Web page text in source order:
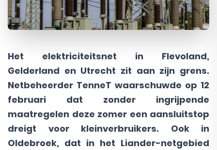
Het elektriciteitsnet in Flevoland,
Gelderland en Utrecht zit aan zijn grens.
Netbeheerder TenneT waarschuwde op 12
februari dat zonder ingrijpende
maatregelen deze zomer een aansluitstop
dreigt voor kleinverbruikers. Ook in
Oldebroek, dat in het Liander-netgebied